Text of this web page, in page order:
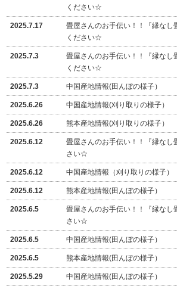
ください☆
2025.7.17
畳屋さんのお手伝い！！『縁なし
ください☆
2025.7.3
畳屋さんのお手伝い！！『縁なし
ください☆
2025.7.3 中国産地情報(田んぼの様子）
2025.6.26 中国産地情報(刈り取りの様子）
2025.6.26 熊本産地情報(刈り取りの様子）
2025.6.12
畳屋さんのお手伝い！！『縁なし
さい☆
2025.6.12 中国産地情報（刈り取りの様子）
2025.6.12 熊本産地情報(田んぼの様子）
2025.6.5
畳屋さんのお手伝い！！『縁なし
さい☆
2025.6.5 中国産地情報(田んぼの様子）
2025.6.5 熊本産地情報(田んぼの様子）
2025.5.29 中国産地情報(田んぼの様子）